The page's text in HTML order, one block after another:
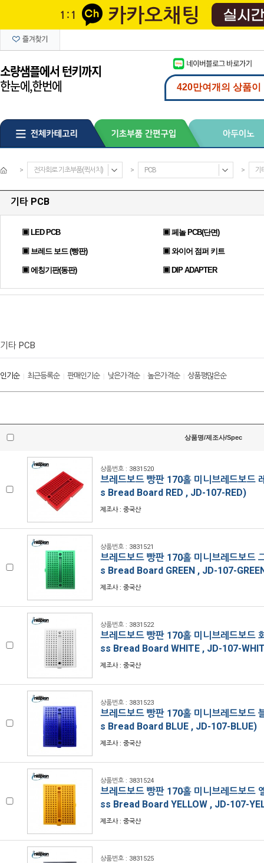
> 전자회로 기초부품(퀵서치) > PCB > 기
기타 PCB
▣ LED PCB ▣ 페놀 PCB(단면)
▣ 브레드 보드 (빵판) ▣ 와이어 점퍼 키트
▣ 에칭기판(동판) ▣ DIP ADAPTER
기타 PCB
인기순| 최근등록순| 판매인기순| 낮은가격순| 높은가격순| 상품평많은순
상품명/제조사/Spec
상품번호 : 3831520
브레드보드 빵판 170홀 미니브레드보드
s Bread Board RED , JD-107-RED)
제조사 : 중국산
상품번호 : 3831521
브레드보드 빵판 170홀 미니브레드보드
s Bread Board GREEN , JD-107-
제조사 : 중국산
상품번호 : 3831522
브레드보드 빵판 170홀 미니브레드보드
ss Bread Board WHITE , JD-107-
제조사 : 중국산
상품번호 : 3831523
브레드보드 빵판 170홀 미니브레드보드
s Bread Board BLUE , JD-107-BLUE)
제조사 : 중국산
상품번호 : 3831524
브레드보드 빵판 170홀 미니브레드보드
ss Bread Board YELLOW , JD-107-
제조사 : 중국산
상품번호 : 3831525